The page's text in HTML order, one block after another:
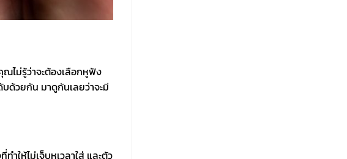
ณไม่รู้ว่าจะต้องเลือกหูฟัง
ด้วยกัน มาดูกันเลยว่าจะมี
ให้ไม่เจ็บหูเวลาใส่ และตัว